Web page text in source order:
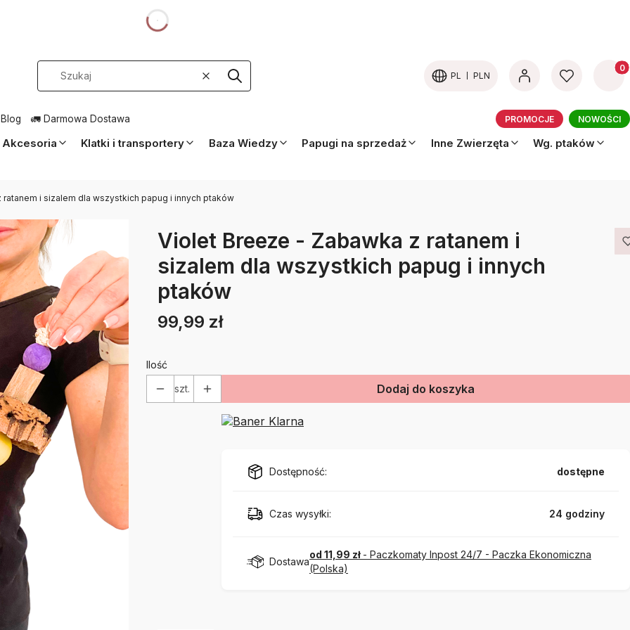
WyczyśćSzukaj PL PLN
🚛 Darmowa Dostawa PROMOCJE NOWOŚCI
Akcesoria Klatki i transportery Baza Wiedzy Papugi na sprzedaż Inne Zwierzęta Wg. ptaków
i sizalem dla wszystkich papug i innych ptaków
Violet Breeze - Zabawka z ratanem i
sizalem dla wszystkich papug i innych
ptaków
Etykiety
Cena
99,99 zł
Ilość
szt.
Dodaj do koszyka
Dostępność: dostępne
Czas wysyłki: 24 godziny
Dostawa
od 11,99 zł - Paczkomaty Inpost 24/7 - Paczka Ekonomiczna
(Polska)